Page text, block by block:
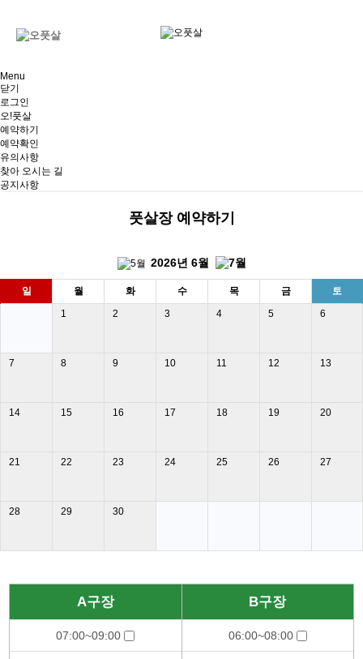
Menu
닫기
로그인
오!풋살
예약하기
예약확인
유의사항
찾아 오시는 길
공지사항
풋살장 예약하기
2026년 6월
일 월 화 수 목 금
토
1
2 3 4 5 6
7 8 9 10 11 12 13
14 15 16 17 18 19 20
21 22 23 24 25 26 27
28 29 30
A구장
07:00~09:00
B구장
06:00~08:00